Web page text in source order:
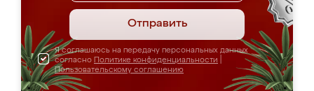
Отправить
Я соглашаюсь на передачу персональных данных
согласно Политике конфиденциальности
Пользовательскому соглашению